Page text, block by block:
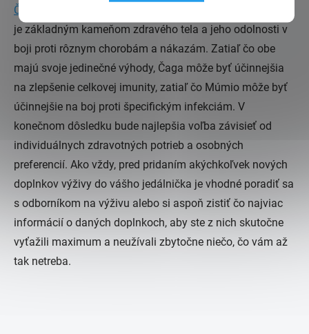
Čaga
je základným kameňom zdravého tela a jeho odolnosti v
boji proti rôznym chorobám a nákazám. Zatiaľ čo obe
majú svoje jedinečné výhody, Čaga môže byť účinnejšia
na zlepšenie celkovej imunity, zatiaľ čo Múmio môže byť
účinnejšie na boj proti špecifickým infekciám. V
konečnom dôsledku bude najlepšia voľba závisieť od
individuálnych zdravotných potrieb a osobných
preferencií. Ako vždy, pred pridaním akýchkoľvek nových
doplnkov výživy do vášho jedálnička je vhodné poradiť sa
s odborníkom na výživu alebo si aspoň zistiť čo najviac
informácií o daných doplnkoch, aby ste z nich skutočne
vyťažili maximum a neužívali zbytočne niečo, čo vám až
tak netreba.